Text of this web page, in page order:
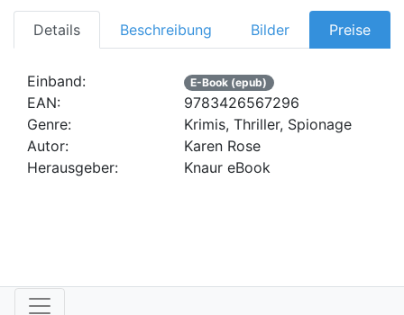
Details Beschreibung Bilder Preise
Einband: E-Book (epub)
EAN:
9783426567296
Genre:
Krimis, Thriller, Spionage
Autor:
Karen Rose
Herausgeber:
Knaur eBook